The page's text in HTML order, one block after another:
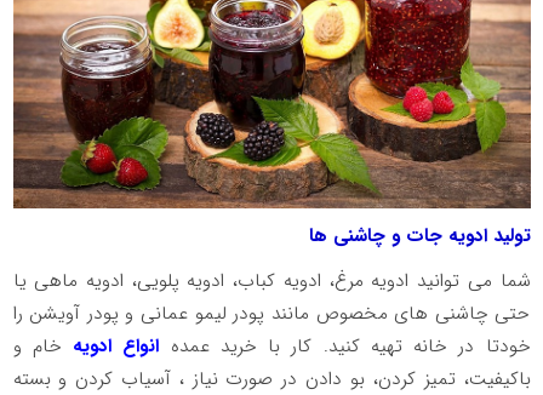
تولید ادویه جات و چاشنی ها
شما می توانید ادویه مرغ، ادویه کباب، ادویه پلویی، ادویه ماهی یا
حتی چاشنی های مخصوص مانند پودر لیمو عمانی و پودر آویشن را
خودتا در خانه تهیه کنید. کار با خرید عمده انواع ادویه خام و
باکیفیت، تمیز کردن، بو دادن در صورت نیاز ، آسیاب کردن و بسته